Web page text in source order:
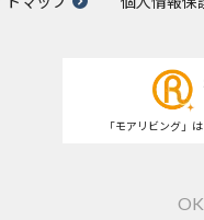
「モアリビング」